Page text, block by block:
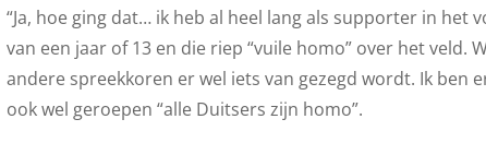
“Ja, hoe ging dat… ik heb al heel lang als supporter in
van een jaar of 13 en die riep “vuile homo” over het veld.
andere spreekkoren er wel iets van gezegd wordt. Ik
ook wel geroepen “alle Duitsers zijn homo”.